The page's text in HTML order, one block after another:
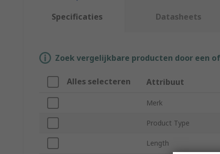
Specificaties Datasheets
Zoek vergelijkbare producten door een
Alles selecteren Attribuut
Merk
Product Type
Length